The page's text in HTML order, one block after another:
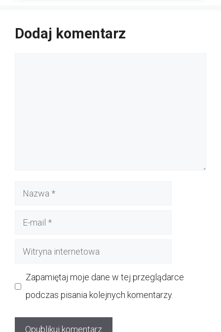
Dodaj komentarz
Nazwa
Witryna
Zapamiętaj moje dane w tej przeglądarce
podczas pisania kolejnych komentarzy.